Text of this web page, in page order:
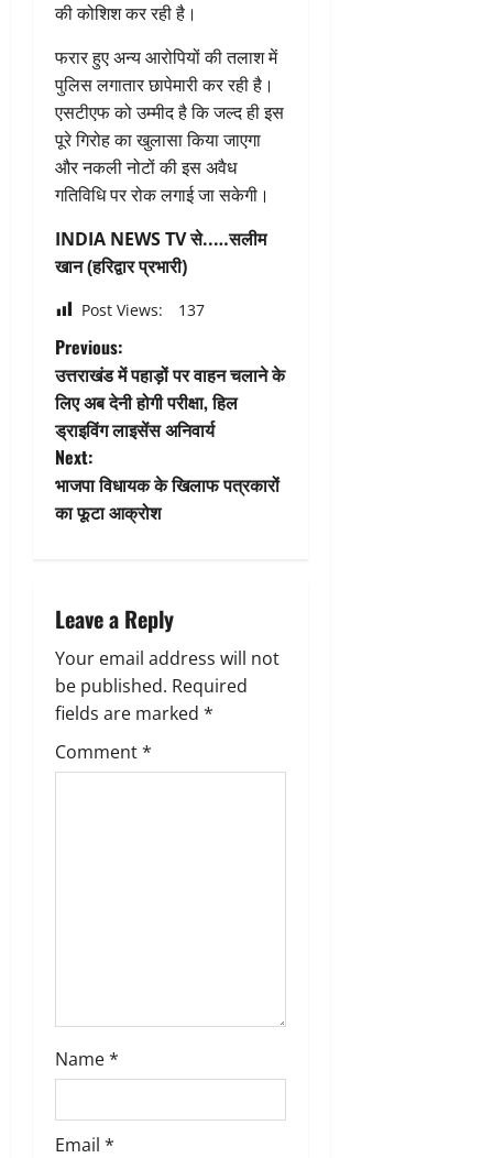
की कोशिश कर रही है।
फरार हुए अन्य आरोपियों की तलाश में
पुलिस लगातार छापेमारी कर रही है।
एसटीएफ को उम्मीद है कि जल्द ही इस
पूरे गिरोह का खुलासा किया जाएगा
और नकली नोटों की इस अवैध
गतिविधि पर रोक लगाई जा सकेगी।
INDIA NEWS TV से..…सलीम
खान (हरिद्वार प्रभारी)
Post Views: 137
P
o
s
t
v
i
g
a
Previous:
उत्तराखंड में पहाड़ों पर वाहन चलाने के
लिए अब देनी होगी परीक्षा, हिल
ड्राइविंग लाइसेंस अनिवार्य
Next:
भाजपा विधायक के खिलाफ पत्रकारों
का फूटा आक्रोश
Leave a Reply
Your email address will not
be published. Required
fields are marked *
Comment*
Name*
Email *